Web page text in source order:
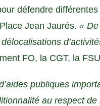
défendre
Jean Jaurès. «
FO, la CGT, la
publiques
au respect